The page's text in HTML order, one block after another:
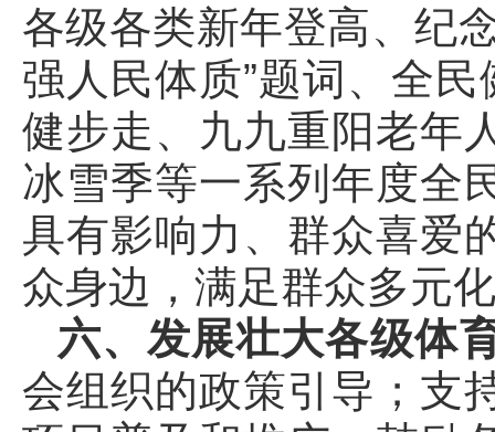
各级各类新年登高、纪
强人民体质”题词、全
健步走、九九重阳老年
冰雪季等一系列年度全
具有影响力、群众喜爱
众身边，满足群众多元
六、发展壮大各级体
会组织的政策引导；支